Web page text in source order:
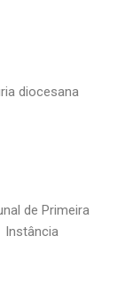
diocesana
de Primeira
Instância